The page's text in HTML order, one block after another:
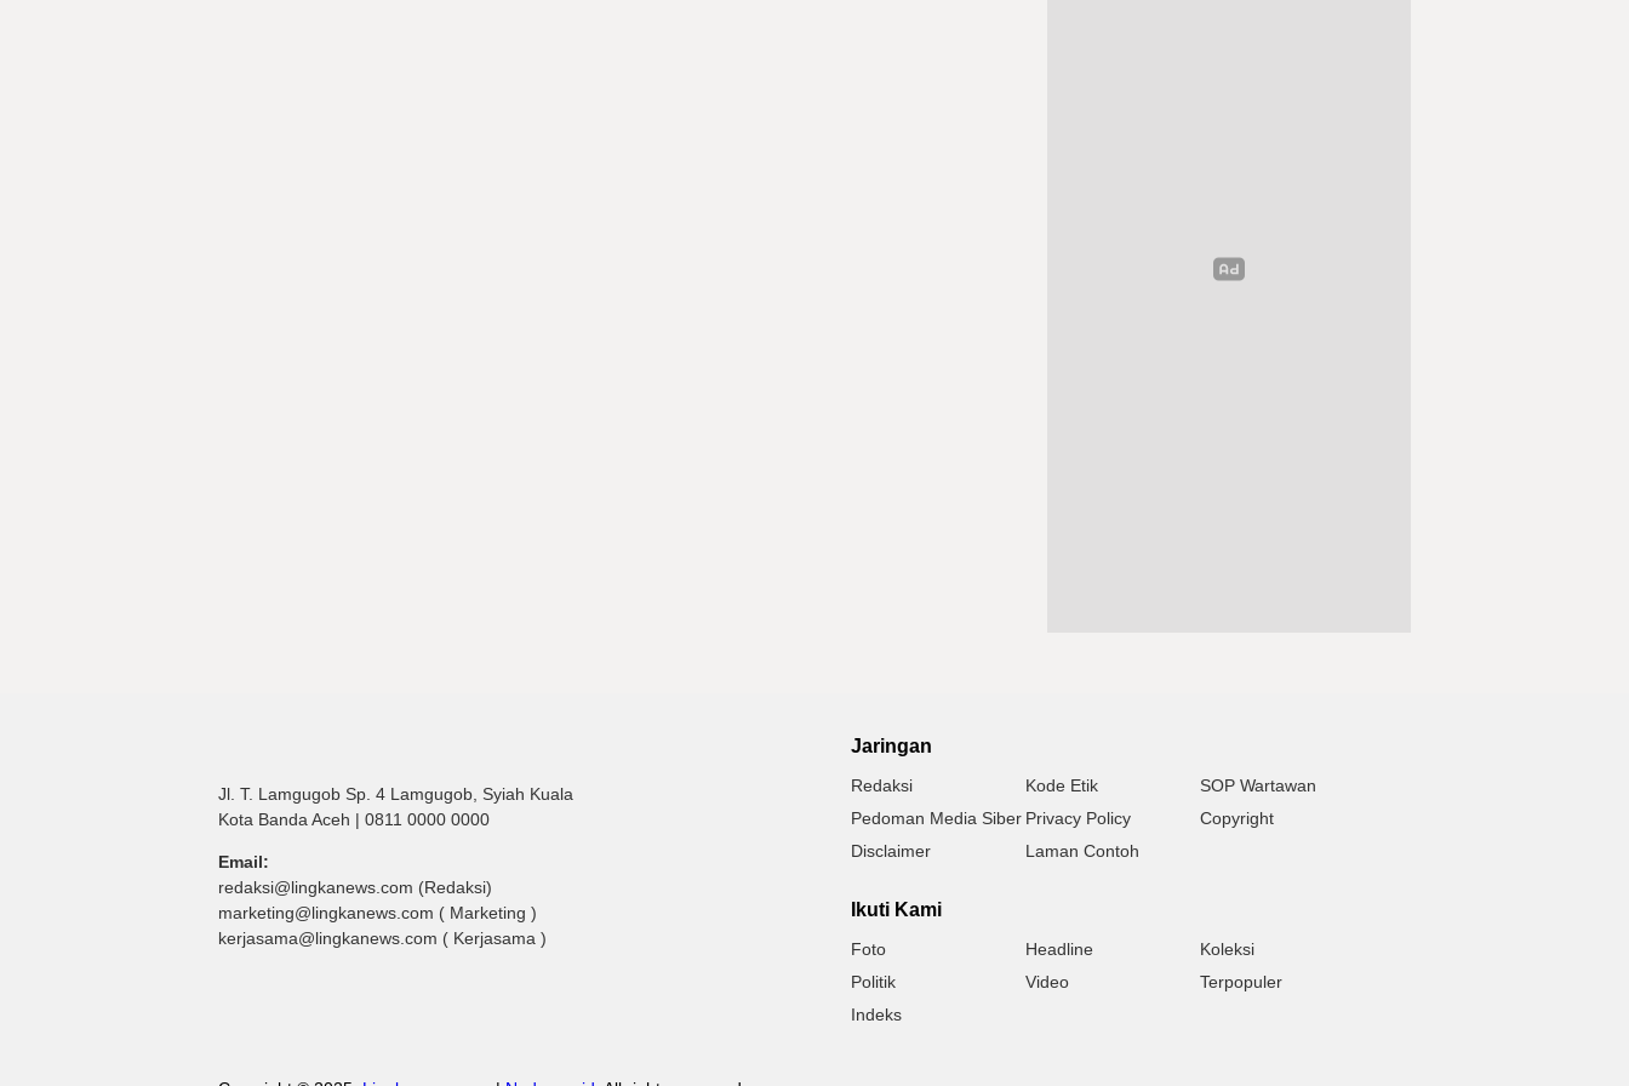
Jl. T. Lamgugob Sp. 4 Lamgugob, Syiah Kuala
Kota Banda Aceh | 0811 0000 0000
Email:
redaksi@lingkanews.com (Redaksi)
marketing@lingkanews.com ( Marketing )
kerjasama@lingkanews.com ( Kerjasama )
Jaringan
Redaksi Kode Etik
SOP Wartawan
Pedoman Media Siber Privacy Policy
Copyright
Disclaimer
Laman Contoh
Ikuti Kami
Foto Headline
Koleksi
Politik
Video
Terpopuler
Indeks